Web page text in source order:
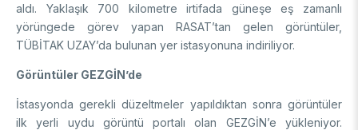
Uluslararası Burslar
Araştırma Burs Programları
Uluslararası Burslar
Uluslararası
Araştırma Burs Programları
Uluslararası Burslar
AR-GE FAALİYETLERİMİZ
MAM
aldı. Yaklaşık 700 kilometre irtifada güneşe eş zamanlı
yörüngede görev yapan RASAT’tan gelen görüntüler,
TÜBİTAK UZAY’da bulunan yer istasyonuna indiriliyor.
Görüntüler GEZGİN’de
İstasyonda gerekli düzeltmeler yapıldıktan sonra görüntüler
ilk yerli uydu görüntü portalı olan GEZGİN’e yükleniyor.